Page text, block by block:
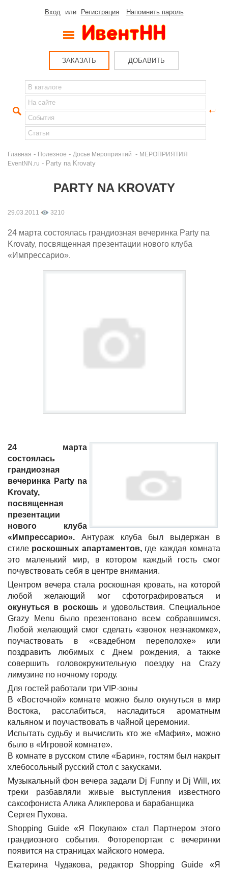
Вход или Регистрация Напомнить пароль
ЗАКАЗАТЬ ДОБАВИТЬ
Главная - Полезное - Досье Мероприятий - МЕРОПРИЯТИЯ
EventNN.ru - Party na Krovaty
PARTY NA KROVATY
29.03.2011 3210
24 марта состоялась грандиозная вечеринка Party na
Krovaty, посвященная презентации нового клуба
«Импреcсарио».
24 марта
состоялась
грандиозная
вечеринка Party na
Krovaty,
посвященная
презентации
нового клуба
«Импреcсарио». Антураж клуба был выдержан в
стиле роскошных апартаментов,где каждая комната
это маленький мир, в котором каждый гость смог
почувствовать себя в центре внимания.
Центром вечера стала роскошная кровать, на которой
любой желающий мог сфотографироваться и
окунуться в роскошь и удовольствия. Специальное
Grazy Menu было презентовано всем собравшимся.
Любой желающий смог сделать «звонок незнакомке»,
поучаствовать в «свадебном переполохе» или
поздравить любимых с Днем рождения, а также
совершить головокружительную поездку на Crazy
лимузине по ночному городу.
Для гостей работали три VIP-зоны
В «Восточной» комнате можно было окунуться в мир
Востока, расслабиться, насладиться ароматным
кальяном и поучаствовать в чайной церемонии.
Испытать судьбу и вычислить кто же «Мафия», можно
было в «Игровой комнате».
В комнате в русском стиле «Барин», гостям был накрыт
хлебосольный русский стол с закусками.
Музыкальный фон вечера задали Dj Funny и Dj Will, их
треки разбавляли живые выступления известного
саксофониста Алика Аликперова и барабанщика
Сергея Пухова.
Shopping Guide «Я Покупаю» стал Партнером этого
грандиозного события. Фоторепортаж с вечеринки
появится на страницах майского номера.
Екатерина Чудакова, редактор Shopping Guide «Я